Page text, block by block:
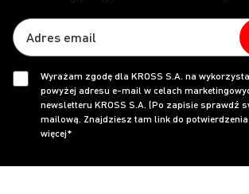
Wyrażam zgodę dla KROSS S.A. na
powyżej adresu e-mail w celach
newsletteru KROSS S.A. (Po zapisie sprawdź
mailową. Znajdziesz tam link do
więcej*